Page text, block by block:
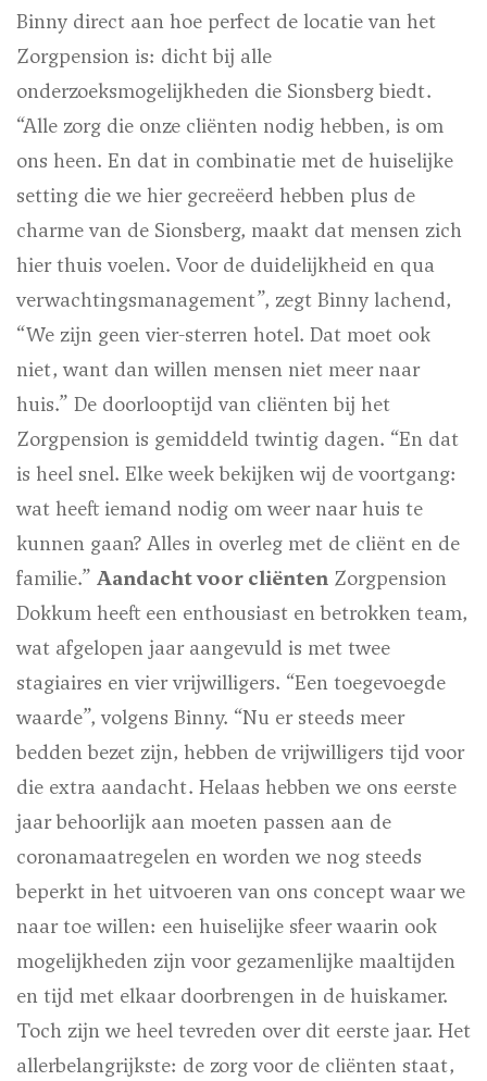
Binny direct aan hoe perfect de locatie van het
Zorgpension is: dicht bij alle
onderzoeksmogelijkheden die Sionsberg biedt.
“Alle zorg die onze cliënten nodig hebben, is om
ons heen. En dat in combinatie met de huiselijke
setting die we hier gecreëerd hebben plus de
charme van de Sionsberg, maakt dat mensen zich
hier thuis voelen. Voor de duidelijkheid en qua
verwachtingsmanagement”, zegt Binny lachend,
“We zijn geen vier-sterren hotel. Dat moet ook
niet, want dan willen mensen niet meer naar
huis.” De doorlooptijd van cliënten bij het
Zorgpension is gemiddeld twintig dagen. “En dat
is heel snel. Elke week bekijken wij de voortgang:
wat heeft iemand nodig om weer naar huis te
kunnen gaan? Alles in overleg met de cliënt en de
familie.” Aandacht voor cliënten Zorgpension
Dokkum heeft een enthousiast en betrokken team,
wat afgelopen jaar aangevuld is met twee
stagiaires en vier vrijwilligers. “Een toegevoegde
waarde”, volgens Binny. “Nu er steeds meer
bedden bezet zijn, hebben de vrijwilligers tijd voor
die extra aandacht. Helaas hebben we ons eerste
jaar behoorlijk aan moeten passen aan de
coronamaatregelen en worden we nog steeds
beperkt in het uitvoeren van ons concept waar we
naar toe willen: een huiselijke sfeer waarin ook
mogelijkheden zijn voor gezamenlijke maaltijden
en tijd met elkaar doorbrengen in de huiskamer.
Toch zijn we heel tevreden over dit eerste jaar. Het
allerbelangrijkste: de zorg voor de cliënten staat,